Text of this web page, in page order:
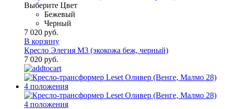
Выберите Цвет
Бежевый
Черный
7 020 руб.
В корзину
Кресло Элегия М3 (экокожа беж, черный)
7 020 руб.